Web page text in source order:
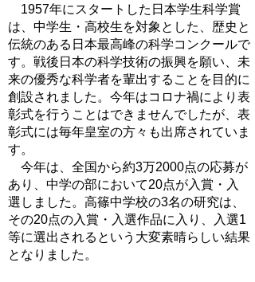
1957年にスタートした日本学生科学賞
は、中学生・高校生を対象とした、歴史と
伝統のある日本最高峰の科学コンクールで
す。戦後日本の科学技術の振興を願い、未
来の優秀な科学者を輩出することを目的に
創設されました。今年はコロナ禍により表
彰式を行うことはできませんでしたが、表
彰式には毎年皇室の方々も出席されていま
す。
今年は、全国から約3万2000点の応募が
あり、中学の部において20点が入賞・入
選しました。高篠中学校の3名の研究は、
その20点の入賞・入選作品に入り、入選1
等に選出されるという大変素晴らしい結果
となりました。